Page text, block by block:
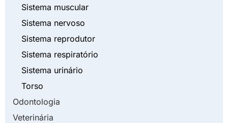
Sistema muscular
Sistema nervoso
Sistema reprodutor
Sistema respiratório
Sistema urinário
Torso
Odontologia
Veterinária